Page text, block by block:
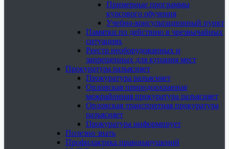
Примерные программы
курсового обучения
Учебно-консультационный пункт
Памятки по действию в чрезвычайных
ситуациях
Реестр необорудованных и
запрещенных для купания мест
Прокуратура разъясняет
Прокуратура разъясняет
Орловская природоохранная
межрайонная прокуратура разъясняет
Орловская транспортная прокуратура
разъясняет
Прокуратура информирует
Полезно знать
Профилактика правонарушений